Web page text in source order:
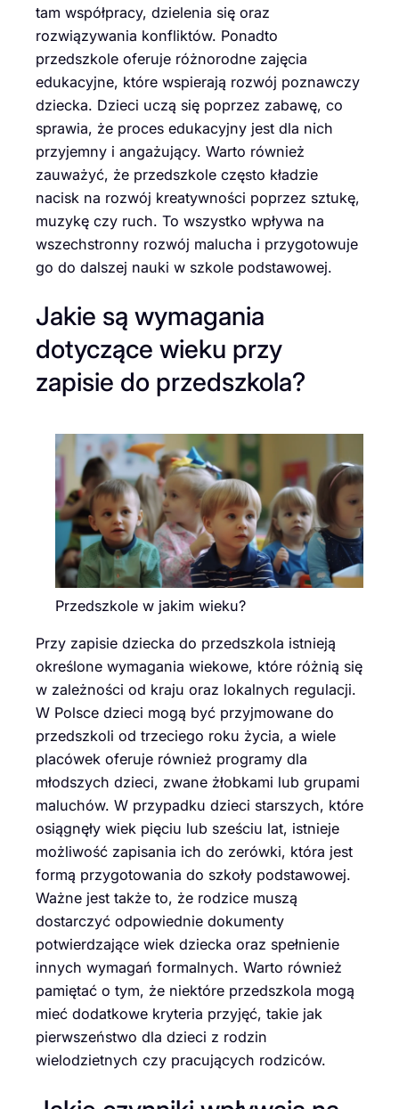
tam współpracy, dzielenia się oraz
rozwiązywania konfliktów. Ponadto
przedszkole oferuje różnorodne zajęcia
edukacyjne, które wspierają rozwój poznawczy
dziecka. Dzieci uczą się poprzez zabawę, co
sprawia, że proces edukacyjny jest dla nich
przyjemny i angażujący. Warto również
zauważyć, że przedszkole często kładzie
nacisk na rozwój kreatywności poprzez sztukę,
muzykę czy ruch. To wszystko wpływa na
wszechstronny rozwój malucha i przygotowuje
go do dalszej nauki w szkole podstawowej.
Jakie są wymagania
dotyczące wieku przy
zapisie do przedszkola?
Przedszkole w jakim wieku?
Przy zapisie dziecka do przedszkola istnieją
określone wymagania wiekowe, które różnią się
w zależności od kraju oraz lokalnych regulacji.
W Polsce dzieci mogą być przyjmowane do
przedszkoli od trzeciego roku życia, a wiele
placówek oferuje również programy dla
młodszych dzieci, zwane żłobkami lub grupami
maluchów. W przypadku dzieci starszych, które
osiągnęły wiek pięciu lub sześciu lat, istnieje
możliwość zapisania ich do zerówki, która jest
formą przygotowania do szkoły podstawowej.
Ważne jest także to, że rodzice muszą
dostarczyć odpowiednie dokumenty
potwierdzające wiek dziecka oraz spełnienie
innych wymagań formalnych. Warto również
pamiętać o tym, że niektóre przedszkola mogą
mieć dodatkowe kryteria przyjęć, takie jak
pierwszeństwo dla dzieci z rodzin
wielodzietnych czy pracujących rodziców.